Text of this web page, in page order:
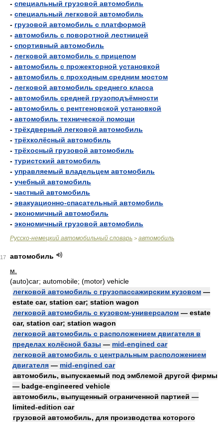
- специальный грузовой автомобиль
- специальный легковой автомобиль
- грузовой автомобиль с платформой
- автомобиль с поворотной лестницей
- спортивный автомобиль
- легковой автомобиль с прицепом
- автомобиль с прожекторной установкой
- автомобиль с проходным средним мостом
- легковой автомобиль среднего класса
- автомобиль средней грузоподъёмности
- автомобиль с рентгеновской установкой
- автомобиль технической помощи
- трёхдверный легковой автомобиль
- трёхколёсный автомобиль
- трёхосный грузовой автомобиль
- туристский автомобиль
- управляемый владельцем автомобиль
- учебный автомобиль
- частный автомобиль
- эвакуационно-спасательный автомобиль
- экономичный автомобиль
- экономичный грузовой автомобиль
Русско-немецкий автомобильный словарь > автомобиль
17
автомобиль
м.
(auto)car; automobile; (motor) vehicle
легковой автомобиль с грузопассажирским кузовом —
estate car, station car; station wagon
легковой автомобиль с кузовом-универсалом — estate
car, station car; station wagon
легковой автомобиль с расположением двигателя в
пределах колёсной базы — mid-engined car
легковой автомобиль с центральным расположением
двигателя — mid-engined car
автомобиль, выпускаемый под эмблемой другой фирмы
— badge-engineered vehicle
автомобиль, выпущенный ограниченной партией —
limited-edition car
грузовой автомобиль, для производства которого